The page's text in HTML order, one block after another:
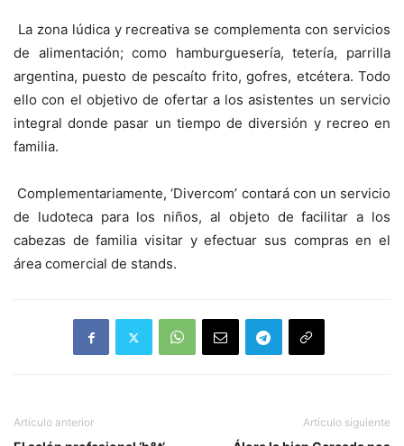
La zona lúdica y recreativa se complementa con servicios
de alimentación; como hamburguesería, tetería, parrilla
argentina, puesto de pescaíto frito, gofres, etcétera. Todo
ello con el objetivo de ofertar a los asistentes un servicio
integral donde pasar un tiempo de diversión y recreo en
familia.
Complementariamente, ‘Divercom’ contará con un servicio
de ludoteca para los niños, al objeto de facilitar a los
cabezas de familia visitar y efectuar sus compras en el
área comercial de stands.
Artículo anterior Artículo siguiente